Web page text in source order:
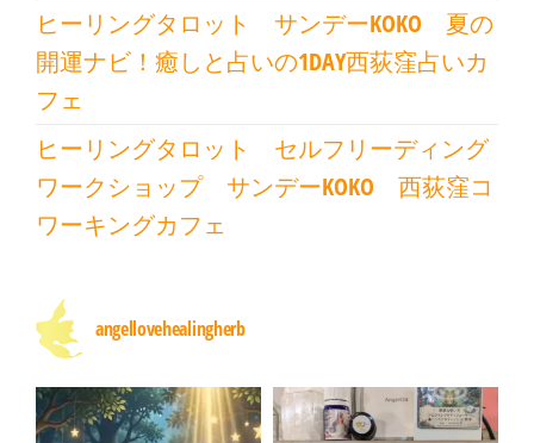
ヒーリングタロット サンデーKOKO 夏の
開運ナビ！癒しと占いの1DAY西荻窪占いカ
フェ
ヒーリングタロット セルフリーディング
ワークショップ サンデーKOKO 西荻窪コ
ワーキングカフェ
angellovehealingherb